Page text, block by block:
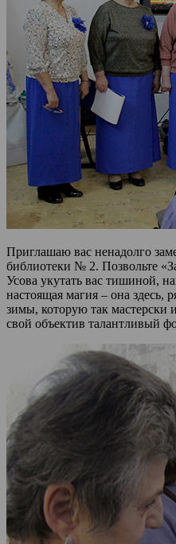
Приглашаю вас ненадолго
библиотеки № 2. Позвольте
Усова укутать вас тишиной,
настоящая магия – она здесь,
зимы, которую так мастерски
свой объектив талантливый